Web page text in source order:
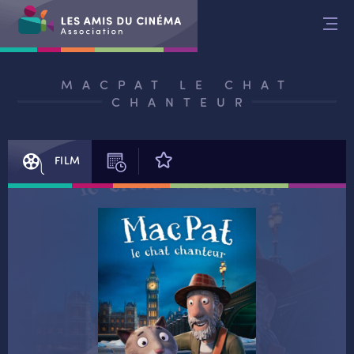
MACPAT LE CHAT
CHANTEUR
FILM SÉANCES